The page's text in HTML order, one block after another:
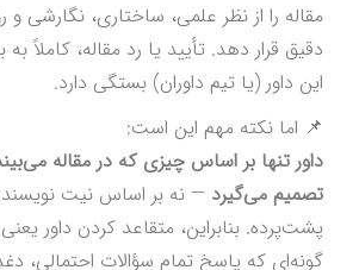
مقاله را از نظر علمی، ساختاری، نگارشی و
دقیق قرار دهد. تأیید یا رد مقاله، کاملاً
این داور (یا تیم داوران) بستگی دارد.
📌 اما نکته مهم این است:
داور تنها بر اساس چیزی که در مقاله
تصمیم می‌گیرد — نه بر اساس نیت
پشت‌پرده. بنابراین، متقاعد کردن داور
گونه‌ای که پاسخ تمام سؤالات احتمالی،